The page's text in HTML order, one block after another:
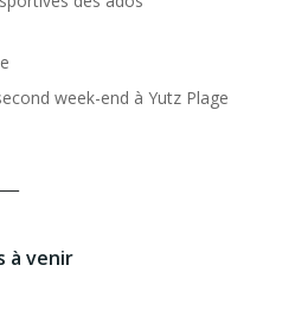
week-end à Yutz Plage
à venir